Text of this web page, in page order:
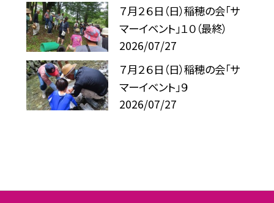
７月２６日（日）稲穂の会「サ
マーイベント」１０（最終）
2026/07/27
７月２６日（日）稲穂の会「サ
マーイベント」９
2026/07/27